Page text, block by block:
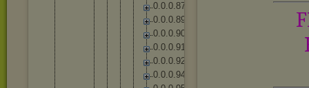
0.0.0.87
0.0.0.89
0.0.0.90
0.0.0.91
0.0.0.92
0.0.0.94